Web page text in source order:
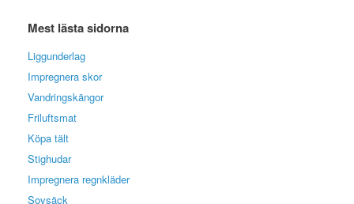
Mest lästa sidorna
Liggunderlag
Impregnera skor
Vandringskängor
Friluftsmat
Köpa tält
Stighudar
Impregnera regnkläder
Sovsäck